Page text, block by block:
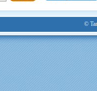
©